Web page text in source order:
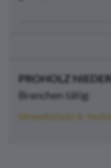
PROHOLZ
Branchen tätig:
Umweltschutz & -